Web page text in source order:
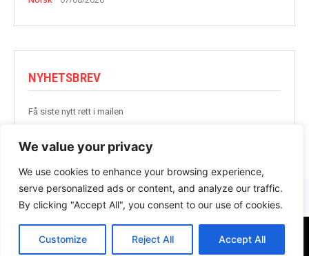
We value your privacy
We use cookies to enhance your browsing experience,
serve personalized ads or content, and analyze our traffic.
By clicking "Accept All", you consent to our use of cookies.
Customize Reject All Accept All
NYHETSBREV
Få siste nytt rett i mailen